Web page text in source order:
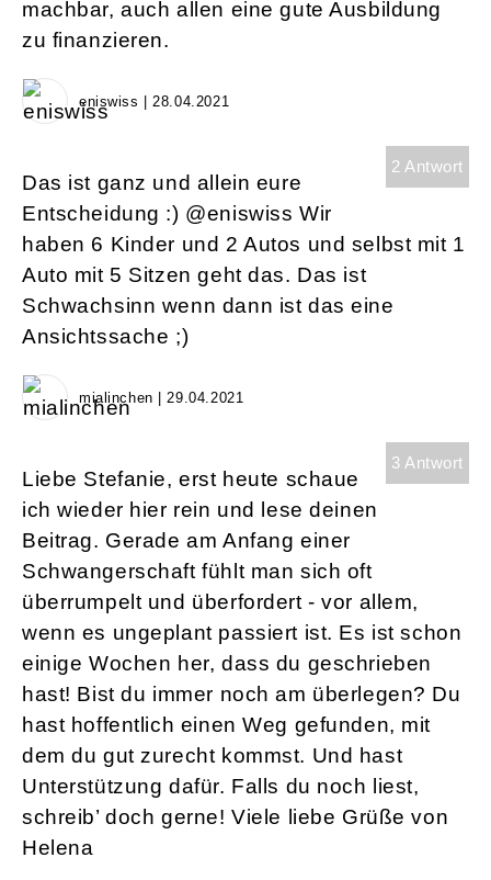
machbar, auch allen eine gute Ausbildung
zu finanzieren.
eniswiss | 28.04.2021
2 Antwort
Das ist ganz und allein eure
Entscheidung :) @eniswiss Wir
haben 6 Kinder und 2 Autos und selbst mit 1
Auto mit 5 Sitzen geht das. Das ist
Schwachsinn wenn dann ist das eine
Ansichtssache ;)
mialinchen | 29.04.2021
3 Antwort
Liebe Stefanie, erst heute schaue
ich wieder hier rein und lese deinen
Beitrag. Gerade am Anfang einer
Schwangerschaft fühlt man sich oft
überrumpelt und überfordert - vor allem,
wenn es ungeplant passiert ist. Es ist schon
einige Wochen her, dass du geschrieben
hast! Bist du immer noch am überlegen? Du
hast hoffentlich einen Weg gefunden, mit
dem du gut zurecht kommst. Und hast
Unterstützung dafür. Falls du noch liest,
schreib’ doch gerne! Viele liebe Grüße von
Helena